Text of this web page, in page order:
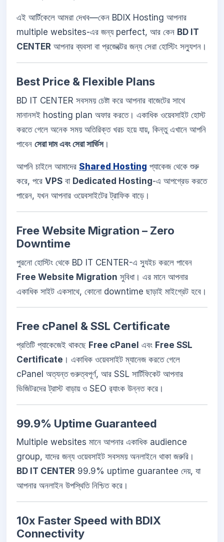
এই আর্টিকেলে আমরা দেখব—কেন BDIX Hosting আপনার
multiple websites-এর জন্য perfect, আর কেন BD IT
CENTER আপনার ব্যবসা বা প্রজেক্টের জন্য সেরা হোস্টিং সল্যুশন।
Best Price & Flexible Plans
BD IT CENTER সবসময় চেষ্টা করে আপনার বাজেটের সাথে
মানানসই hosting plan অফার করতে। একাধিক ওয়েবসাইট হোস্ট
করতে গেলে অনেক সময় অতিরিক্ত খরচ হয়ে যায়, কিন্তু এখানে আপনি
পাবেন সেরা দাম এবং সেরা সার্ভিস।
আপনি চাইলে আমাদের Shared Hosting প্যাকেজ থেকে শুরু
করে, পরে VPS বা Dedicated Hosting-এ আপগ্রেড করতে
পারেন, যখন আপনার ওয়েবসাইটের ট্রাফিক বাড়ে।
Free Website Migration – Zero
Downtime
পুরনো হোস্টিং থেকে BD IT CENTER-এ স্যুইচ করলে পাবেন
Free Website Migration সুবিধা। এর মানে আপনার
একাধিক সাইট একসাথে, কোনো downtime ছাড়াই মাইগ্রেট হবে।
Free cPanel & SSL Certificate
প্রতিটি প্যাকেজেই থাকছে Free cPanel এবং Free SSL
Certificate । একাধিক ওয়েবসাইট ম্যানেজ করতে গেলে
cPanel অত্যন্ত গুরুত্বপূর্ণ, আর SSL সার্টিফিকেট আপনার
ভিজিটরদের ট্রাস্ট বাড়ায় ও SEO র‍্যাংক উন্নত করে।
99.9% Uptime Guaranteed
Multiple websites মানে আপনার একাধিক audience
group, যাদের জন্য ওয়েবসাইট সবসময় অনলাইনে থাকা জরুরি।
BD IT CENTER 99.9% uptime guarantee দেয়, যা
আপনার অনলাইন উপস্থিতি নিশ্চিত করে।
10x Faster Speed with BDIX
Connectivity